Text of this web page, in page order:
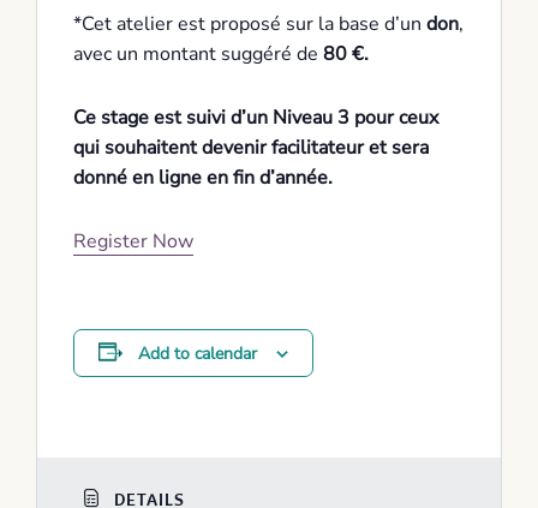
*Cet atelier est proposé sur la base d’un don,
avec un montant suggéré de 80 €.
Ce stage est suivi d’un Niveau 3 pour ceux
qui souhaitent devenir facilitateur et sera
donné en ligne en fin d’année.
Register Now
Add to calendar
DETAILS